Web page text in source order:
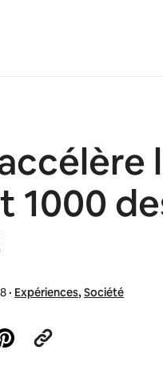
1000
· Expériences,Société